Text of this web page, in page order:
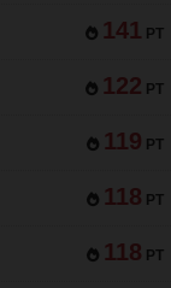
141 PT
122 PT
119 PT
118 PT
118 PT